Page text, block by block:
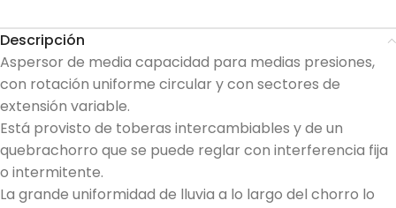
Descripción
Aspersor de media capacidad para medias presiones,
con rotación uniforme circular y con sectores de
extensión variable.
Está provisto de toberas intercambiables y de un
quebrachorro que se puede reglar con interferencia fija
o intermitente.
La grande uniformidad de lluvia a lo largo del chorro lo